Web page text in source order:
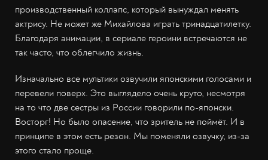
производственный коллапс, который вынуждал менять
актрису. Не может же Михайлова играть тринадцатилетку.
Благодаря анимации, в сериале героини встречаются не
так часто, что облегчило жизнь.
Изначально все мультики озвучили японскими голосами и
перевели поверх. Это выглядело очень круто, несмотря
на то что две сестры из России говорили по-японски.
Восторг! Но было опасение, что зритель не поймёт. И в
принципе в этом есть резон. Мы поменяли озвучку, из-за
этого стало проще.